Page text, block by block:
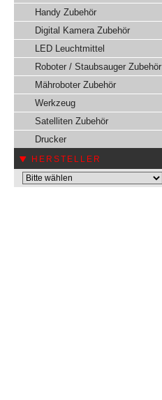
Handy Zubehör
Digital Kamera Zubehör
LED Leuchtmittel
Roboter / Staubsauger Zubehör
Mähroboter Zubehör
Werkzeug
Satelliten Zubehör
Drucker
HERSTELLER